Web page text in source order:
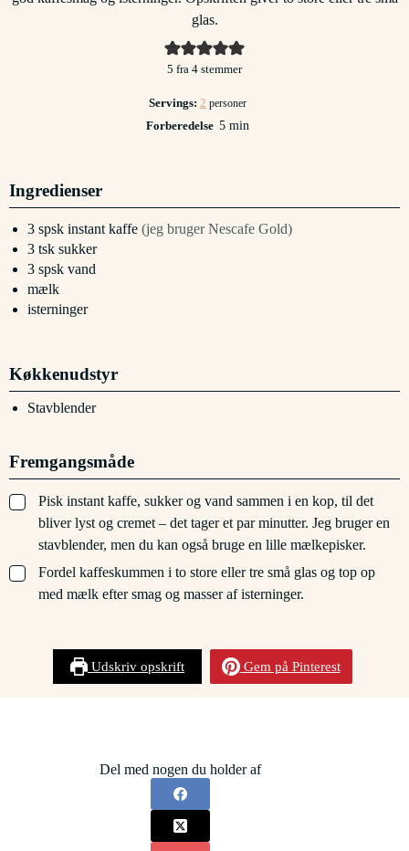
glas.
5 fra 4 stemmer
Servings: 2 personer
Forberedelse 5minutter
min
Ingredienser
3 spsk instant kaffe (jeg bruger Nescafe Gold)
3 tsk sukker
3 spsk vand
mælk
isterninger
Køkkenudstyr
Stavblender
Fremgangsmåde
▢
Pisk instant kaffe, sukker og vand sammen i en kop, til det
bliver lyst og cremet – det tager et par minutter. Jeg bruger en
stavblender, men du kan også bruge en lille mælkepisker.
▢
Fordel kaffeskummen i to store eller tre små glas og top op
med mælk efter smag og masser af isterninger.
Udskriv opskrift Gem på Pinterest
Del med nogen du holder af